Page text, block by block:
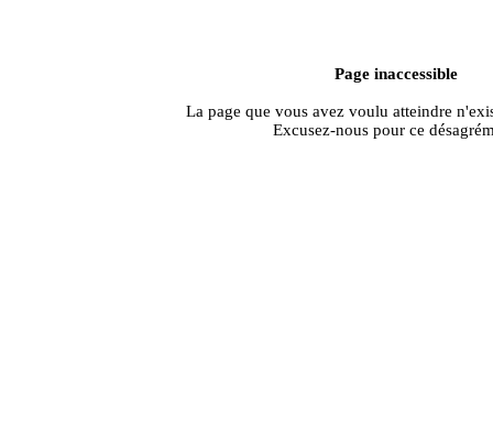
Page inaccessible
La page que vous avez voulu atteindre
Excusez-nous pour ce